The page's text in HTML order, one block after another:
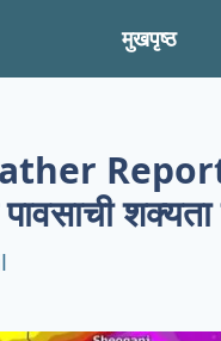
मुखपृष्ठ
Report:
शक्यता